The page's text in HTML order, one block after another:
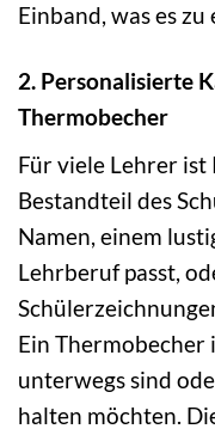
Einband, was es
2. Personalisierte
Thermobecher
Für viele Lehrer ist
Bestandteil des
Namen, einem
Lehrberuf passt,
Ein Thermobecher
unterwegs sind
halten möchten.